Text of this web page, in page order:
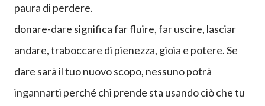
paura di perdere.
donare-dare significa far fluire, far uscire, lasciar
andare, traboccare di pienezza, gioia e potere. Se
dare sarà il tuo nuovo scopo, nessuno potrà
ingannarti perché chi prende sta usando ciò che tu